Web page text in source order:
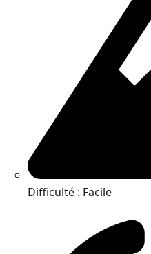
Difficulté : Facile